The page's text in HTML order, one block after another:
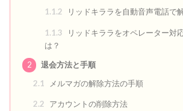
1.1.2 リッドキララを自動音声電話で
1.1.3
リッドキララをオペレーター対
は？
2
退会方法と手順
2.1
メルマガの解除方法の手順
2.2 アカウントの削除方法